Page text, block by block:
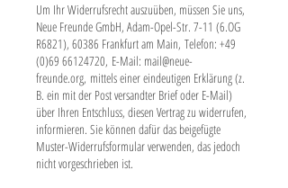
Um Ihr Widerrufsrecht auszuüben, müssen Sie uns,
Neue Freunde GmbH, Adam-Opel-Str. 7-11 (6.OG
R6821), 60386 Frankfurt am Main, Telefon: +49
(0)69 66124720, E-Mail: mail@neue-
freunde.org, mittels einer eindeutigen Erklärung (z.
B. ein mit der Post versandter Brief oder E-Mail)
über Ihren Entschluss, diesen Vertrag zu widerrufen,
informieren. Sie können dafür das beigefügte
Muster-Widerrufsformular verwenden, das jedoch
nicht vorgeschrieben ist.